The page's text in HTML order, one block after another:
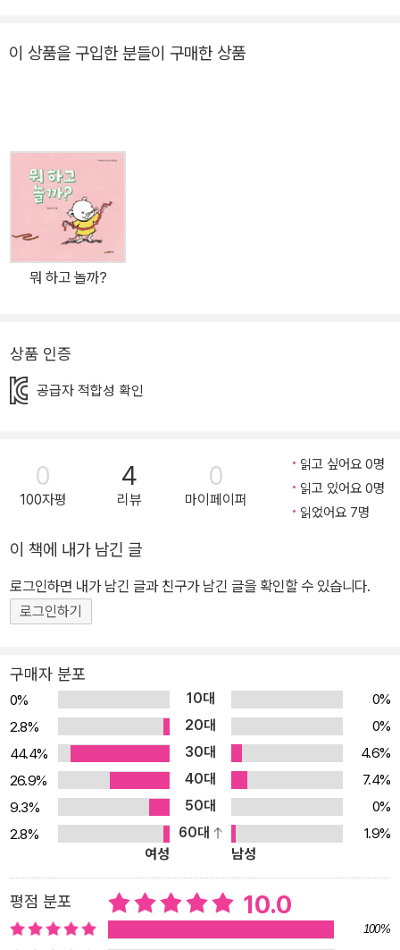
더해 주는 그림으로 이루어진 작품”이라는 심사평(앤서니 브라운)을
레이터로 선정되는 등 그림에 대해 끊임없이 연구하고 변신을 시도하
고 있는 작가이다. 김슬기 작가는 작품 본래의 뜻을 더 잘 구현하고 싶
은 의지를 담아 새로운 표제어와 판형으로 《어떻게 먹을까?》를 선보
였다. 우연히 발견한 딸기 한 알을 어떻게 먹을까 골몰하던 쥐순이는
빵을 만들어 그 위에 얹어 먹기로 결심하고는, 빵 만들기에 돌입한다.
그러나 제빵 현장은 때마다 생각하지 못한 문제에 봉착하고, 그때마
하는 손길이 가져온 놀라운 기쁨 문제에 부딪힐 때마다 쥐순이는 오
리, 원숭이, 양, 곰, 코끼리 등 친구들의 도움을 빌어 빵 만들 도구와
이 앞서는데도, 쥐순이와 친구들은 매번 해맑은 표정으로 “괜찮아, 괜
찮아. 다 방법이 있지!”를 외치며 한 단계 한 단계를 거쳐 나간다. 주
저하지 않고 문제를 정면으로 상대하며 문제를 해결해 가는 동물 친
구들의 긍정적인 태도는 마침내 작은 오븐에 들어가기 힘들 만큼 빵
어지기를 함께 고대한다. 언제나 해결책은 있었고, 그 해결책은 다름
아닌 친구들의 손 안에 있었던 것. 무한 긍정의 마음과 지속적인 협력
럼’ 모든 친구들이 함께 먹을 커다란 빵을 만들어 낸다. 귀엽고 밝게
살아 있는 캐릭터들을 표현한 섬세한 판화 리놀륨판화는 리놀륨을 판
재로 하여 찍는 판화로, 작업 기법은 목판화 기법과 유사하다. 섬세하
고 예리한 선을 묘사하기 쉽지 않은 리놀륨판화 특성이 있음에도 불
구하고, 김슬기 작가의 작품을 살펴보면 캐릭터들의 디테일한 표정과
몸짓이 생생하게 살아 있어 이야기의 힘이 한층 느껴진다. 거품기에
매달려 있는 쥐의 동작, 베이킹파우더를 붓는 원숭이의 날쌘 동작, 커
다란 빵을 마주했을 때의 동물들의 함박웃음 등 장면 곳곳에 살아 있
는 캐릭터들의 눈동자와 손, 발, 자세 들을 들여다보고 있으면, 쥐와
동물 친구들이 한 마음 한 뜻으로 같은 곳을 향하고 있음을 절로 느낄
수 있다. 협업의 즐거움을 온몸으로 표현하는 캐릭터들의 표정이 상
생의 즐거움을 느끼게 한다. 또한 빵이 만들어져 가는 과정을 함께 지
이 상품을 구입한 분들이 구매한 상품
뭐 하고 놀까?
상품 인증
공급자 적합성 확인
0
100자평
4
리뷰
0
마이페이퍼
읽고 싶어요 0명
읽고 있어요 0명
읽었어요 7명
이 책에 내가 남긴 글
로그인하면 내가 남긴 글과 친구가 남긴 글을 확인할 수 있습니다.
로그인하기
구매자 분포
0% 10대
0%
2.8%
20대
0%
44.4%
30대
4.6%
26.9%
40대
7.4%
9.3%
50대
0%
2.8%
60대
1.9%
여성
남성
평점 분포 10.0
100%